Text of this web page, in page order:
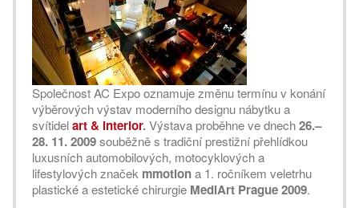
Společnost AC Expo oznamuje změnu termínu v konání
výběrových výstav moderního designu nábytku a
svítidelart & interior.Výstava proběhne ve dnech26.–
28. 11. 2009souběžně s tradiční prestižní přehlídkou
luxusních automobilových, motocyklových a
lifestylových značek mmotiona 1. ročníkem veletrhu
plastické a estetické chirurgie MediArt Prague 2009.